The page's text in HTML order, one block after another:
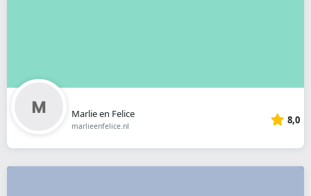
Marlie en Felice
marlieenfelice.nl 8,0